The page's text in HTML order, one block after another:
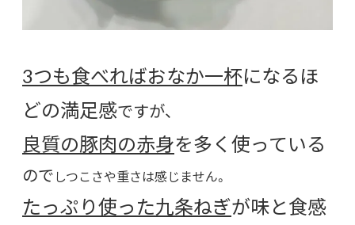
3つも食べればおなか一杯になるほ
どの満足感ですが、
良質の豚肉の赤身を多く使っている
のでしつこさや重さは感じません。
たっぷり使った九条ねぎが味と食感